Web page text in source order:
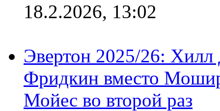
18.2.2026, 13:02
Эвертон 2025/26:
Фридкин вместо
Мойес во второй раз